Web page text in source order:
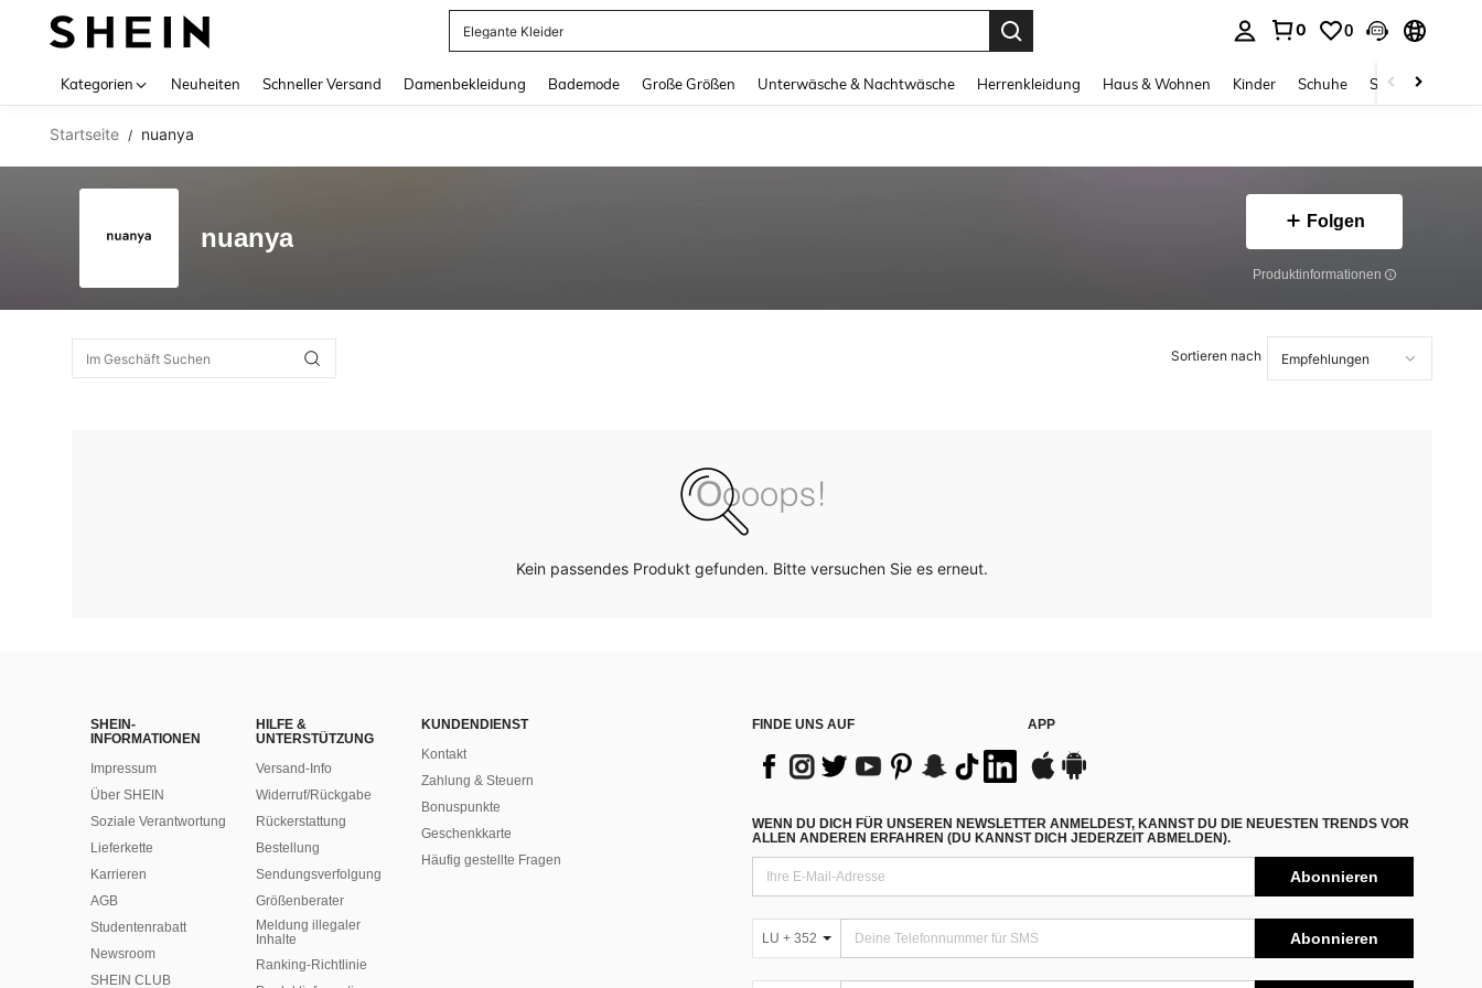
Elegante Kleider
0 0
Kategorien Neuheiten Schneller Versand Damenbekleidung Bademode Große Größen Unterwäsche & Nachtwäsche Herrenkleidung Haus & Wohnen Kinder Schuhe Schmuck &
Startseite / nuanya
nuanya
Folgen
Produktinformationen
Sortieren nach
Kein passendes Produkt gefunden. Bitte versuchen Sie es erneut.
SHEIN-
INFORMATIONEN
Impressum
Über SHEIN
Soziale Verantwortung
Lieferkette
Karrieren
AGB
Studentenrabatt
Newsroom
SHEIN CLUB
HILFE &
UNTERSTÜTZUNG
Versand-Info
Widerruf/Rückgabe
Rückerstattung
Bestellung
Sendungsverfolgung
Größenberater
Meldung illegaler
Inhalte
Ranking-Richtlinie
KUNDENDIENST
Kontakt
Zahlung & Steuern
Bonuspunkte
Geschenkkarte
Häufig gestellte Fragen
FINDE UNS AUF APP
WENN DU DICH FÜR UNSEREN NEWSLETTER ANMELDEST, KANNST DU DIE NEUESTEN TRENDS VOR
ALLEN ANDEREN ERFAHREN (DU KANNST DICH JEDERZEIT ABMELDEN).
Abonnieren
LU + 352 Abonnieren